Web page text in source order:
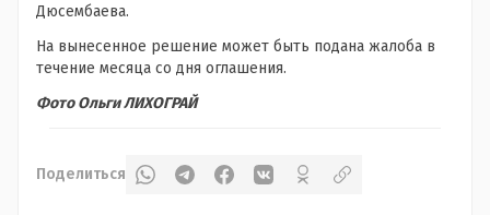
Дюсембаева.
На вынесенное решение может быть подана жалоба в
течение месяца со дня оглашения.
Фото Ольги ЛИХОГРАЙ
Поделиться